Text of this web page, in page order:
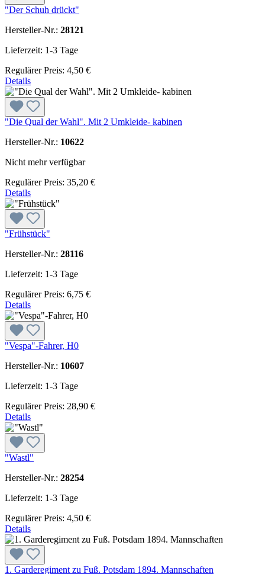
"Der Schuh drückt"
Hersteller-Nr.: 28121
Lieferzeit: 1-3 Tage
Regulärer Preis: 4,50 €
Details
"Die Qual der Wahl". Mit 2 Umkleide- kabinen
Hersteller-Nr.: 10622
Nicht mehr verfügbar
Regulärer Preis: 35,20 €
Details
"Frühstück"
Hersteller-Nr.: 28116
Lieferzeit: 1-3 Tage
Regulärer Preis: 6,75 €
Details
"Vespa"-Fahrer, H0
Hersteller-Nr.: 10607
Lieferzeit: 1-3 Tage
Regulärer Preis: 28,90 €
Details
"Wastl"
Hersteller-Nr.: 28254
Lieferzeit: 1-3 Tage
Regulärer Preis: 4,50 €
Details
1. Garderegiment zu Fuß. Potsdam 1894. Mannschaften